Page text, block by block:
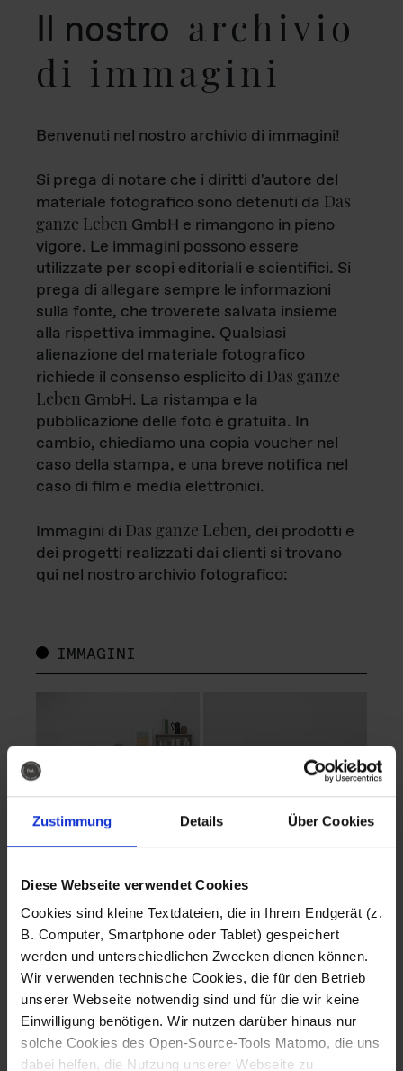
Zustimmung Details Über Cookies
Diese Webseite verwendet Cookies
Cookies sind kleine Textdateien, die in Ihrem Endgerät (z.
B. Computer, Smartphone oder Tablet) gespeichert
werden und unterschiedlichen Zwecken dienen können.
Wir verwenden technische Cookies, die für den Betrieb
unserer Webseite notwendig sind und für die wir keine
Einwilligung benötigen. Wir nutzen darüber hinaus nur
solche Cookies des Open-Source-Tools Matomo, die uns
dabei helfen, die Nutzung unserer Webseite zu
Il nostro archivio
di immagini
Benvenuti nel nostro archivio di immagini!
Si prega di notare che i diritti d'autore del
materiale fotografico sono detenuti da Das
ganze Leben GmbH e rimangono in pieno
vigore. Le immagini possono essere
utilizzate per scopi editoriali e scientifici. Si
prega di allegare sempre le informazioni
sulla fonte, che troverete salvata insieme
alla rispettiva immagine. Qualsiasi
alienazione del materiale fotografico
richiede il consenso esplicito di Das ganze
Leben GmbH. La ristampa e la
pubblicazione delle foto è gratuita. In
cambio, chiediamo una copia voucher nel
caso della stampa, e una breve notifica nel
caso di film e media elettronici.
Immagini di Das ganze Leben, dei prodotti e
dei progetti realizzati dai clienti si trovano
qui nel nostro archivio fotografico:
IMMAGINI
Fotografo: Lorenz
Sternbach
Download
Fotografo: Lorenz
Sternbach
Download